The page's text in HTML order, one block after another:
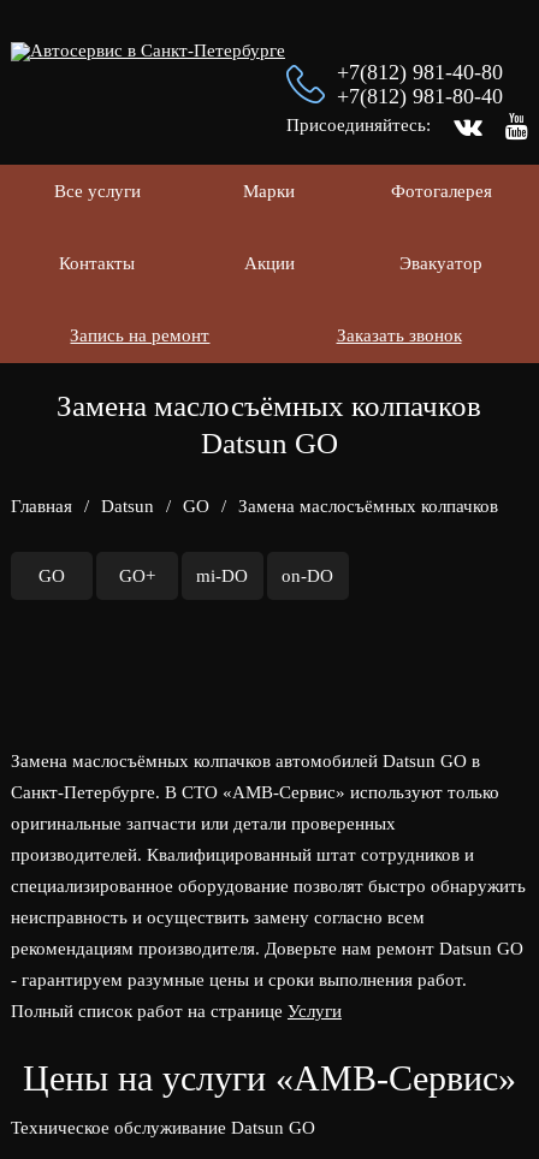
+7(812) 981-40-80
+7(812) 981-80-40
Присоединяйтесь:
Все услуги Марки Фотогалерея
Контакты Акции Эвакуатор
Заказать звонок
Запись на ремонт
Замена маслосъёмных колпачков
Datsun GO
Главная / Datsun / GO / Замена маслосъёмных колпачков
GO GO+ mi-DO on-DO
Замена маслосъёмных колпачков автомобилей Datsun GO в
Санкт-Петербурге. В СТО «АМВ-Сервис» используют только
оригинальные запчасти или детали проверенных
производителей. Квалифицированный штат сотрудников и
специализированное оборудование позволят быстро обнаружить
неисправность и осуществить замену согласно всем
рекомендациям производителя. Доверьте нам ремонт Datsun GO
- гарантируем разумные цены и сроки выполнения работ.
Полный список работ на странице Услуги
Цены на услуги «АМВ-Сервис»
Техническое обслуживание Datsun GO